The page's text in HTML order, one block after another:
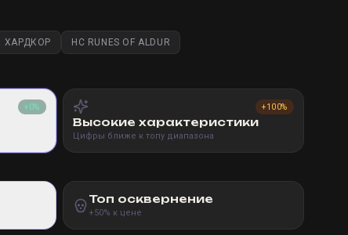
ХАРДКОР HC RUNES OF ALDUR
+0% +100%
Высокие характеристики
Цифры ближе к топу диапазона
Топ осквернение
+50% к цене